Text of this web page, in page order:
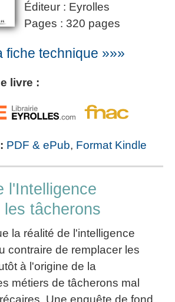
Éditeur : Eyrolles
Pages : 320 pages
fiche technique »»»
livre :
PDF & ePub, Format Kindle
l'Intelligence
tâcherons
la réalité de l'intelligence
contraire de remplacer les
à l'origine de la
métiers de tâcherons mal
Une enquête de fond